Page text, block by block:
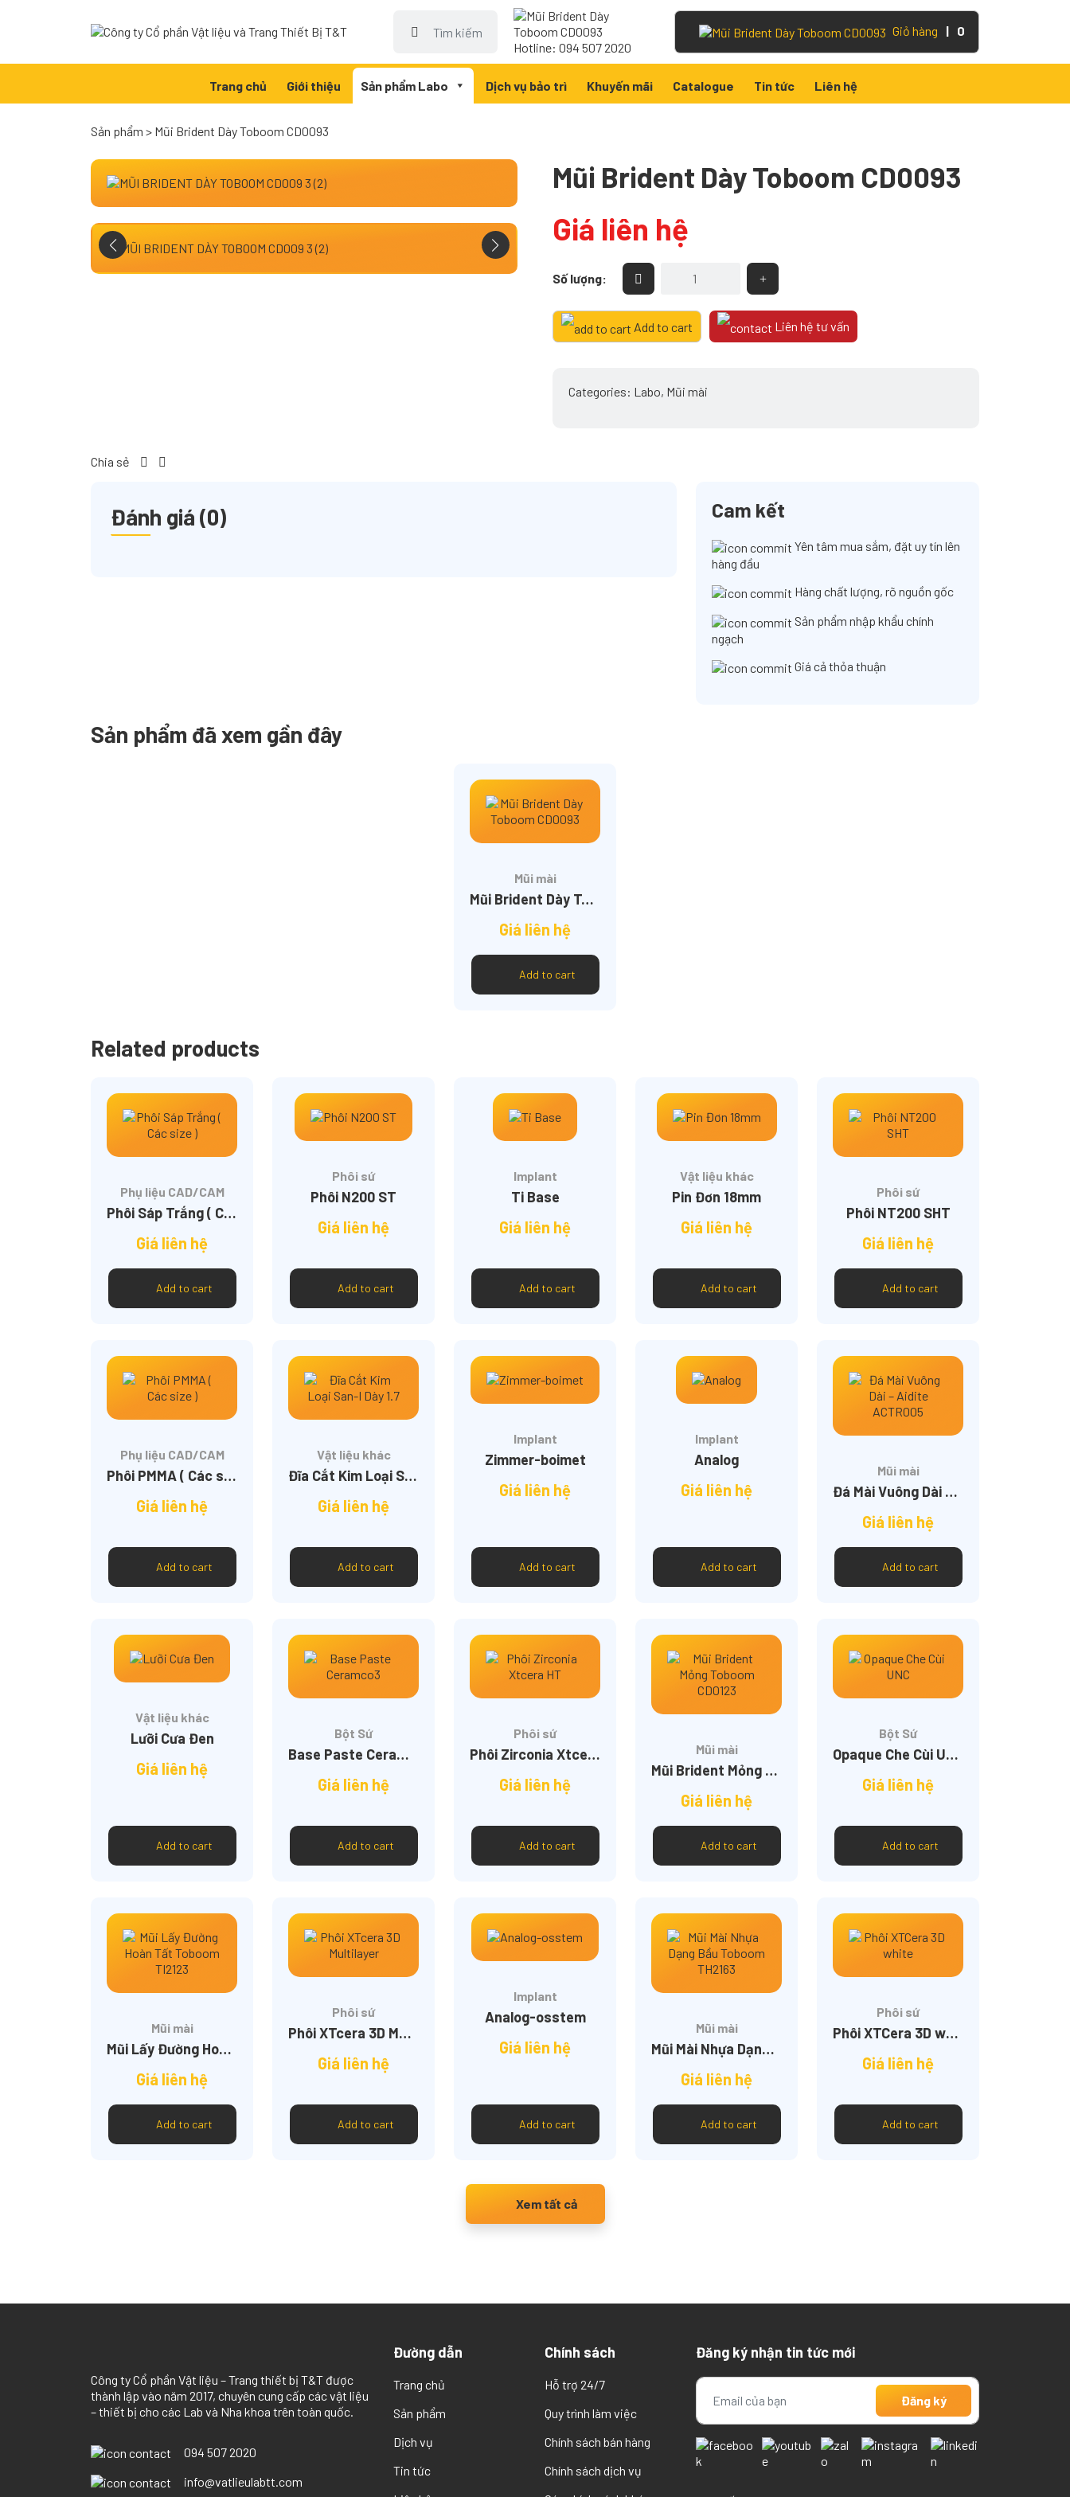
kiếm
Hotline: 094 507 2020
Giỏ hàng | 0
Trang chủ Giới thiệu Sản phẩm Labo Dịch vụ bảo trì Khuyến mãi Catalogue Tin tức Liên hệ
Sản phẩm > Mũi Brident Dày Toboom CD0093
Mũi Brident Dày Toboom CD0093
Giá liên hệ
Số lượng:
Mũi
Brident
CD0093
Add to cart Liên hệ tư vấn
Categories: Labo, Mũi mài
Chia sẻ
Đánh giá (0) Cam kết
Yên tâm mua sắm, đặt uy tín lên
hàng đầu
Hàng chất lượng, rõ nguồn gốc
Sản phẩm nhập khẩu chính
ngạch
Giá cả thỏa thuận
Sản phẩm đã xem gần đây
Mũi mài
Mũi Brident Dày Toboom CD0093
Giá liên hệ
Add to cart
Related products
Phụ liệu CAD/CAM
Phôi Sáp Trắng ( Các size )
Giá liên hệ
Add to cart
Phôi sứ
Phôi N200 ST
Giá liên hệ
Add to cart
Implant
Ti Base
Giá liên hệ
Add to cart
Vật liệu khác
Pin Đơn 18mm
Giá liên hệ
Add to cart
Phôi sứ
Phôi NT200 SHT
Giá liên hệ
Add to cart
Phụ liệu CAD/CAM
Phôi PMMA ( Các size )
Giá liên hệ
Add to cart
Vật liệu khác
Đĩa Cắt Kim Loại San-I Dày 1.7
Giá liên hệ
Add to cart
Implant
Zimmer-boimet
Giá liên hệ
Add to cart
Implant
Analog
Giá liên hệ
Add to cart
Mũi mài
Đá Mài Vuông Dài – Aidite ACTR005
Giá liên hệ
Add to cart
Vật liệu khác
Lưỡi Cưa Đen
Giá liên hệ
Add to cart
Bột Sứ
Base Paste Ceramco3
Giá liên hệ
Add to cart
Phôi sứ
Phôi Zirconia Xtcera HT
Giá liên hệ
Add to cart
Mũi mài
Mũi Brident Mỏng Toboom CD0123
Giá liên hệ
Add to cart
Bột Sứ
Opaque Che Cùi UNC
Giá liên hệ
Add to cart
Mũi mài
Mũi Lấy Đường Hoàn Tất Toboom TI2123
Giá liên hệ
Add to cart
Phôi sứ
Phôi XTcera 3D Multilayer
Giá liên hệ
Add to cart
Implant
Analog-osstem
Giá liên hệ
Add to cart
Mũi mài
Mũi Mài Nhựa Dạng Bầu Toboom TH2163
Giá liên hệ
Add to cart
Phôi sứ
Phôi XTCera 3D white
Giá liên hệ
Add to cart
Xem tất cả
Công ty Cổ phần Vật liệu – Trang thiết bị T&T được
thành lập vào năm 2017, chuyên cung cấp các vật liệu
– thiết bị cho các Lab và Nha khoa trên toàn quốc.
094 507 2020
info@vatlieulabtt.com
Đường dẫn
Trang chủ
Sản phẩm
Dịch vụ
Tin tức
Chính sách
Hỗ trợ 24/7
Quy trình làm việc
Chính sách bán hàng
Chính sách dịch vụ
Đăng ký nhận tin tức mới